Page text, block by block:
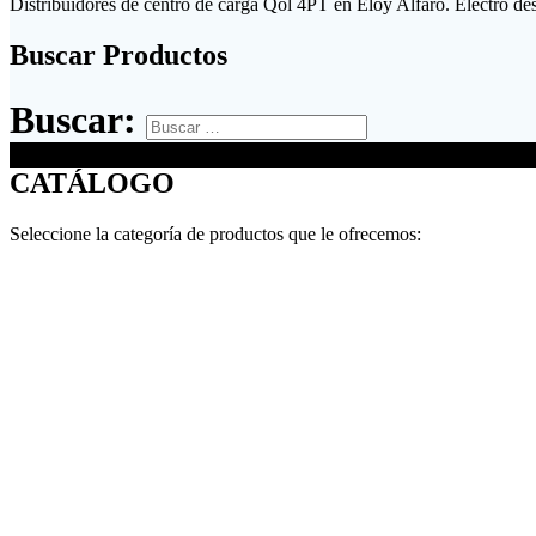
Distribuidores de centro de carga Qol 4PT en Eloy Alfaro. Electro
Buscar Productos
Buscar:
CATÁLOGO
Seleccione la categoría de productos que le ofrecemos: